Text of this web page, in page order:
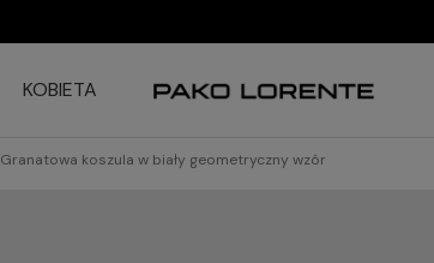
KOBIETA
Granatowa koszula w biały geometryczny wzór